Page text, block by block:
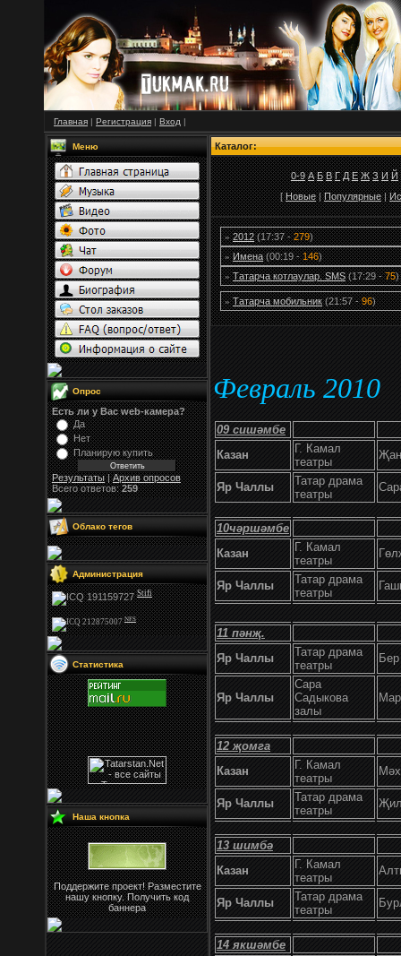
Главная | Регистрация | Вход |
Меню
Опрос
Есть ли у Вас web-камера?
Да
Нет
Планирую купить
Результаты|Архив опросов
Всего ответов:259
Облако тегов
Администрация
Stifi
NFS
Статистика
Наша кнопка
Поддержите проект! Разместите
нашу кнопку. Получить код
баннера
Каталог:
0-9 А Б В Г Д Е Ж З И Й
[Новые|Популярные|
»2012 (17:37 -279)
»Имена (00:19 -146)
»Татарча котлаулар. SMS (17:29 -75)
»Татарча мобильник (21:57 -96)
Февраль 2010
09 сишәмбе
Казан
Г. Камал
театры
Яр Чаллы
Татар драма
театры
10чәршәмбе
Казан
Г. Камал
театры
Яр Чаллы
Татар драма
театры
11 пәнҗ.
Яр Чаллы
Татар драма
театры
Яр Чаллы
Сара
Садыкова
залы
12 җомга
Казан
Г. Камал
театры
Яр Чаллы
Татар драма
театры
13 шимбә
Казан
Г. Камал
театры
Яр Чаллы
Татар драма
театры
14 якшәмбе